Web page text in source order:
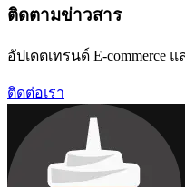
ติดตามข่าวสาร
อัปเดตเทรนด์ E-commerce
ติดต่อเรา